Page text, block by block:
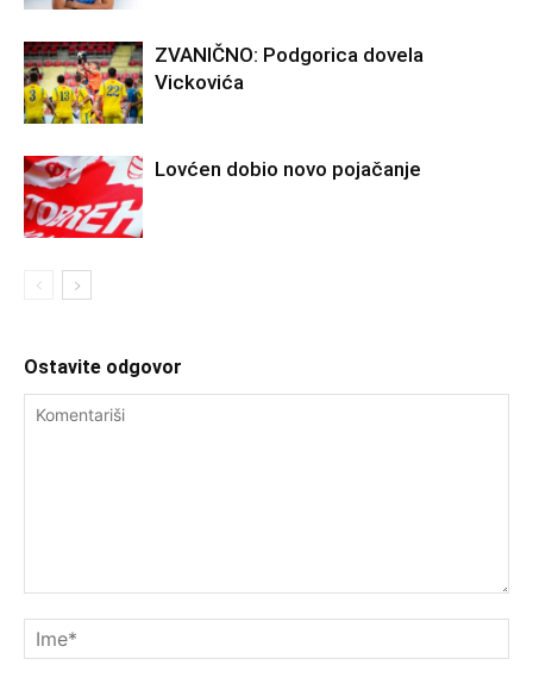
ZVANIČNO: Podgorica dovela
Vickovića
Lovćen dobio novo pojačanje
Ostavite odgovor